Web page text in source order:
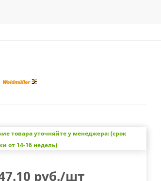
товара уточняйте у менеджера: (срок
от 14-16 недель)
руб./шт